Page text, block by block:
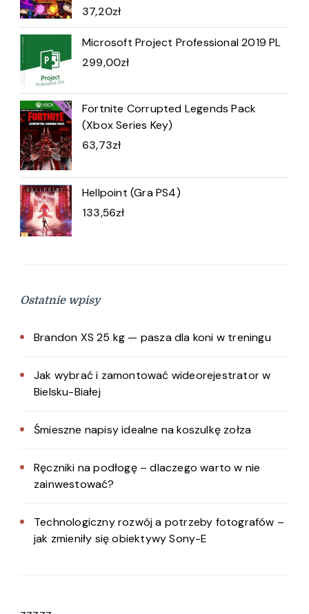
37,20zł
Microsoft Project Professional 2019 PL
299,00zł
Fortnite Corrupted Legends Pack
(Xbox Series Key)
63,73zł
Hellpoint (Gra PS4)
133,56zł
Ostatnie wpisy
Brandon XS 25 kg — pasza dla koni w treningu
Jak wybrać i zamontować wideorejestrator w
Bielsku-Białej
Śmieszne napisy idealne na koszulkę zołza
Ręczniki na podłogę – dlaczego warto w nie
zainwestować?
Technologiczny rozwój a potrzeby fotografów –
jak zmieniły się obiektywy Sony-E